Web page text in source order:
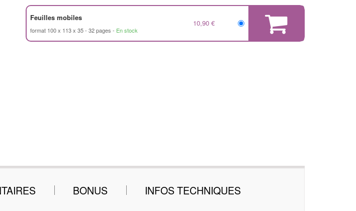
Feuilles mobiles
format 100 x 113 x 35 32 pages En stock
10,90 €
BONUS INFOS TECHNIQUES